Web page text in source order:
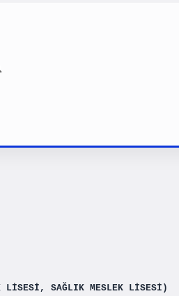
SAĞLIK MESLEK LİSESİ)